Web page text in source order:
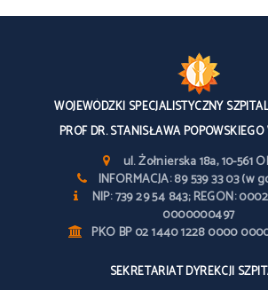
WOJEWÓDZKI SPECJALISTYCZNY
PROF DR. STANISŁAWA
ul. Żołnierska 18a, 10-561
INFORMACJA: 89 539 33 03 (w
NIP: 739 29 54 843; REGON:
0000000497
PKO BP 02 1440 1228 0000
SEKRETARIAT DYREKCJI